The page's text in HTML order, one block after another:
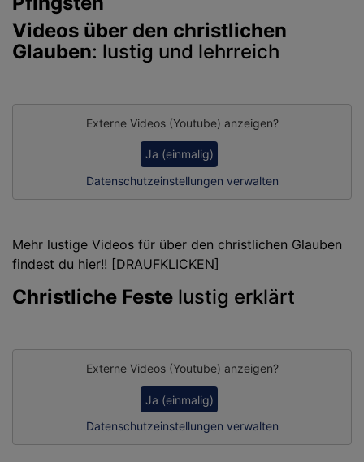
Videos über den christlichen
Glauben: lustig und lehrreich
Externe Videos (Youtube) anzeigen?
Ja (einmalig)
Datenschutzeinstellungen verwalten
Mehr lustige Videos für über den christlichen Glauben
findest du hier!! [DRAUFKLICKEN]
Christliche Feste lustig erklärt
Externe Videos (Youtube) anzeigen?
Ja (einmalig)
Datenschutzeinstellungen verwalten